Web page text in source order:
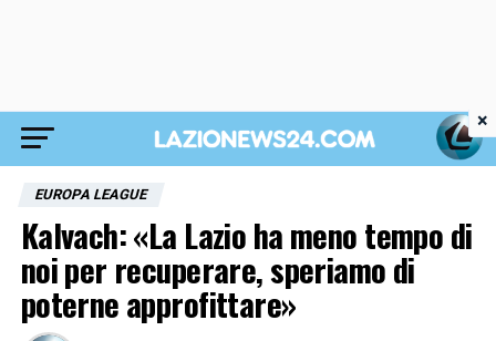
EUROPA LEAGUE
Kalvach: «La Lazio ha meno tempo di
noi per recuperare, speriamo di
poterne approfittare»
×